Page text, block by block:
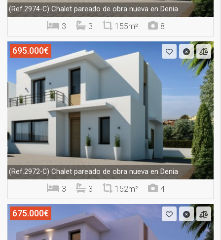
(Ref.2974-C) Chalet pareado de obra nueva en Denia
3 3 155m² 8
695.000€
(Ref.2972-C) Chalet pareado de obra nueva en Denia
3 3 152m² 4
675.000€